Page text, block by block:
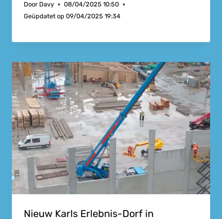
Door Davy
08/04/2025 10:50
Geüpdatet op 09/04/2025 19:34
Nieuw Karls Erlebnis-Dorf in